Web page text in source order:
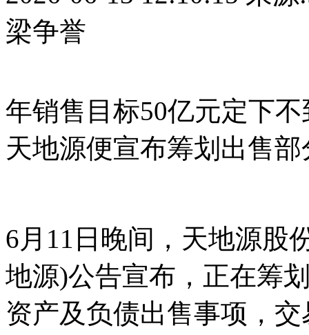
梁争誉
年销售目标50亿元定下
天地源便宣布筹划出售
6月11日晚间，天地源股
地源)公告宣布，正在筹
资产及负债出售事项，